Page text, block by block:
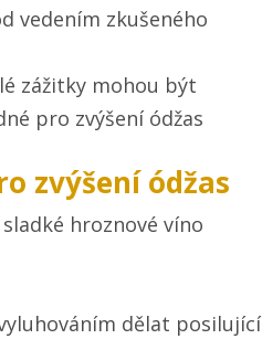
vedením zkušeného
zážitky mohou být
pro zvýšení ódžas
zvýšení ódžas
hroznové víno
dělat posilující